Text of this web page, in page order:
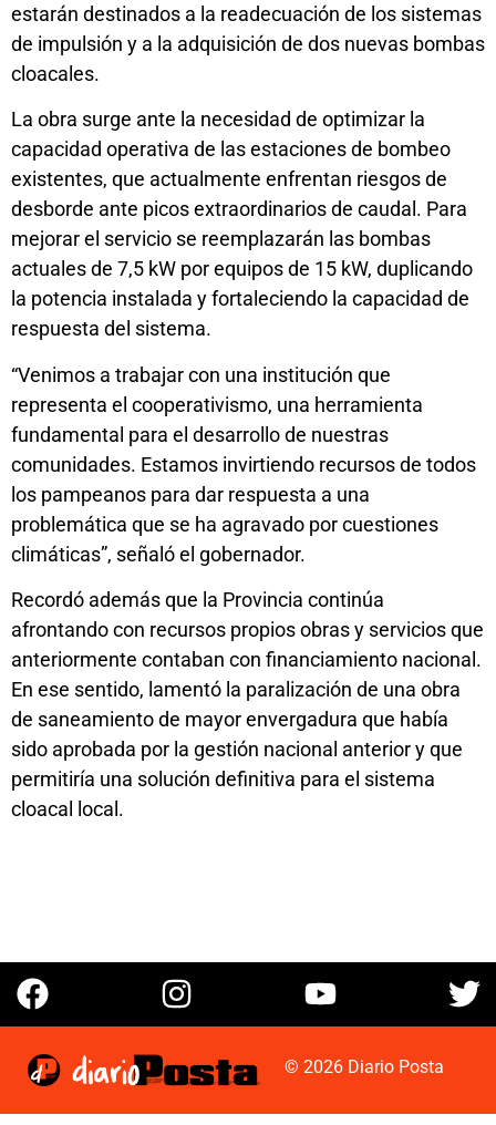
estarán destinados a la readecuación de los sistemas
de impulsión y a la adquisición de dos nuevas bombas
cloacales.
La obra surge ante la necesidad de optimizar la
capacidad operativa de las estaciones de bombeo
existentes, que actualmente enfrentan riesgos de
desborde ante picos extraordinarios de caudal. Para
mejorar el servicio se reemplazarán las bombas
actuales de 7,5 kW por equipos de 15 kW, duplicando
la potencia instalada y fortaleciendo la capacidad de
respuesta del sistema.
“Venimos a trabajar con una institución que
representa el cooperativismo, una herramienta
fundamental para el desarrollo de nuestras
comunidades. Estamos invirtiendo recursos de todos
los pampeanos para dar respuesta a una
problemática que se ha agravado por cuestiones
climáticas”, señaló el gobernador.
Recordó además que la Provincia continúa
afrontando con recursos propios obras y servicios que
anteriormente contaban con financiamiento nacional.
En ese sentido, lamentó la paralización de una obra
de saneamiento de mayor envergadura que había
sido aprobada por la gestión nacional anterior y que
permitiría una solución definitiva para el sistema
cloacal local.
© 2026 Diario Posta